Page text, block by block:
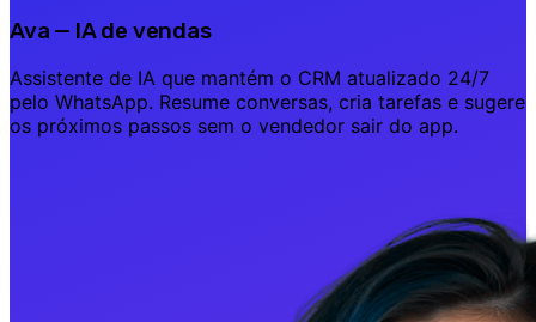
Ava — IA de vendas
Assistente de IA que mantém o CRM atualizado 24/7
pelo WhatsApp. Resume conversas, cria tarefas e sugere
os próximos passos sem o vendedor sair do app.